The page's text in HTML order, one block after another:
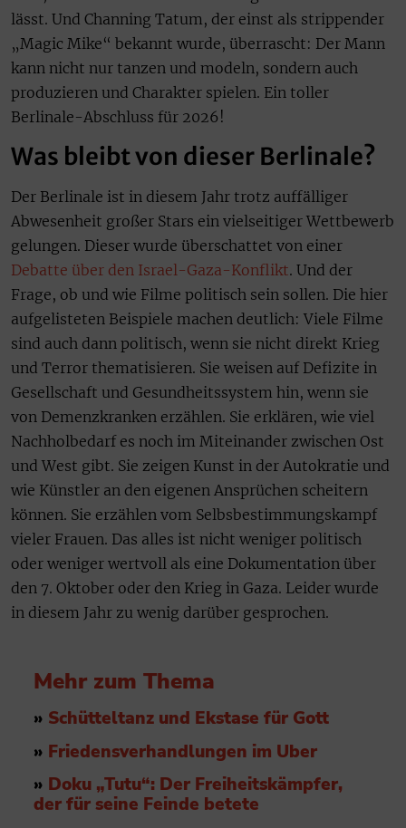
lässt. Und Channing Tatum, der einst als strippender
„Magic Mike“ bekannt wurde, überrascht: Der Mann
kann nicht nur tanzen und modeln, sondern auch
produzieren und Charakter spielen. Ein toller
Berlinale-Abschluss für 2026!
Was bleibt von dieser Berlinale?
Der Berlinale ist in diesem Jahr trotz auffälliger
Abwesenheit großer Stars ein vielseitiger Wettbewerb
gelungen. Dieser wurde überschattet von einer
Debatte über den Israel-Gaza-Konflikt. Und der
Frage, ob und wie Filme politisch sein sollen. Die hier
aufgelisteten Beispiele machen deutlich: Viele Filme
sind auch dann politisch, wenn sie nicht direkt Krieg
und Terror thematisieren. Sie weisen auf Defizite in
Gesellschaft und Gesundheitssystem hin, wenn sie
von Demenzkranken erzählen. Sie erklären, wie viel
Nachholbedarf es noch im Miteinander zwischen Ost
und West gibt. Sie zeigen Kunst in der Autokratie und
wie Künstler an den eigenen Ansprüchen scheitern
können. Sie erzählen vom Selbsbestimmungskampf
vieler Frauen. Das alles ist nicht weniger politisch
oder weniger wertvoll als eine Dokumentation über
den 7. Oktober oder den Krieg in Gaza. Leider wurde
in diesem Jahr zu wenig darüber gesprochen.
Mehr zum Thema
» Schütteltanz und Ekstase für Gott
» Friedensverhandlungen im Uber
» Doku „Tutu“: Der Freiheitskämpfer,
der für seine Feinde betete